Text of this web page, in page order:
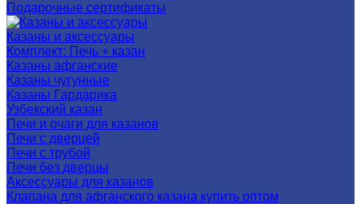
Подарочные сертификаты
Казаны и аксессуары
Комплект: Печь + казан
Казаны афганские
Казаны чугунные
Казаны Гардарика
Узбекский казан
Печи и очаги для казанов
Печи с дверцей
Печи с трубой
Печи без дверцы
Аксессуары для казанов
Клапана для афганского казана купить оптом